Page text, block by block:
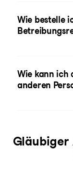
Wie bestelle
Wie kann ich
anderen
Gläubiger